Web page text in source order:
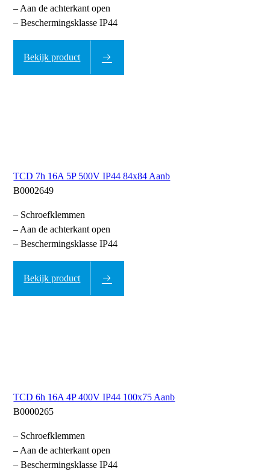
– Aan de achterkant open
– Beschermingsklasse IP44
Bekijk product
TCD 7h 16A 5P 500V IP44 84x84 Aanb
B0002649
– Schroefklemmen
– Aan de achterkant open
– Beschermingsklasse IP44
Bekijk product
TCD 6h 16A 4P 400V IP44 100x75 Aanb
B0000265
– Schroefklemmen
– Aan de achterkant open
– Beschermingsklasse IP44